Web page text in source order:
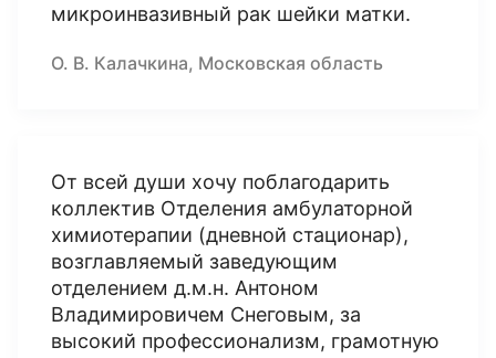
микроинвазивный рак шейки матки.
О. В. Калачкина, Московская область
От всей души хочу поблагодарить
коллектив Отделения амбулаторной
химиотерапии (дневной стационар),
возглавляемый заведующим
отделением д.м.н. Антоном
Владимировичем Снеговым, за
высокий профессионализм, грамотную